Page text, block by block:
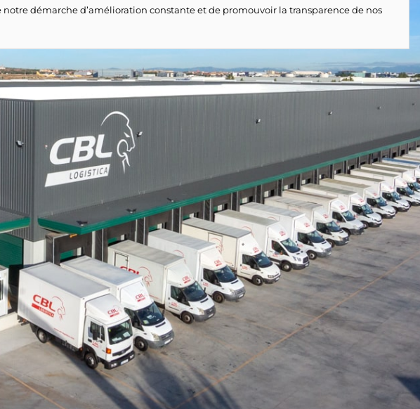
démarche d’amélioration constante et de promouvoir la transparence de nos